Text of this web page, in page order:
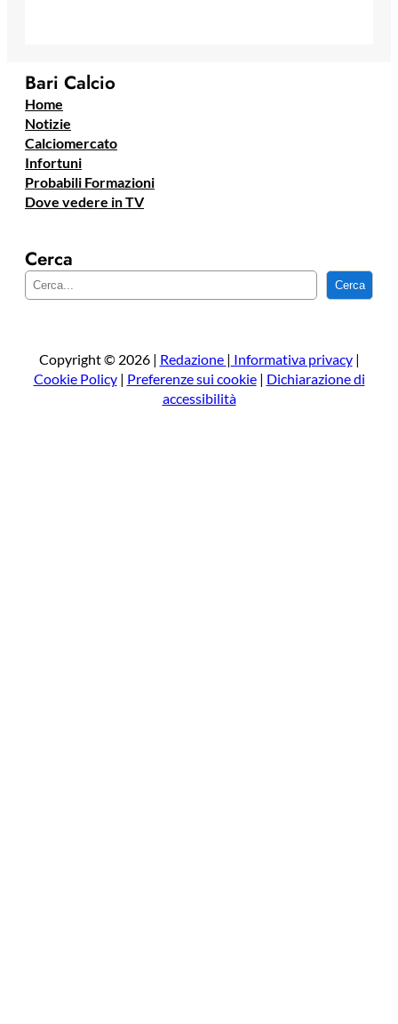
Bari Calcio
Home
Notizie
Calciomercato
Infortuni
Probabili Formazioni
Dove vedere in TV
Cerca
e
a
Cerca
Copyright © 2026 | Redazione | Informativa privacy|
Cookie Policy| Preferenze sui cookie| Dichiarazione di
accessibilità